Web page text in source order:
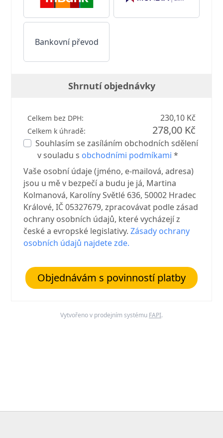
Bankovní převod
Shrnutí objednávky
Celkem bez DPH: 230,10 Kč
Celkem k úhradě: 278,00 Kč
Souhlasím se zasíláním obchodních sdělení
v souladu s obchodními podmíkami *
Vaše osobní údaje (jméno, e-mailová, adresa)
jsou u mě v bezpečí a budu je já, Martina
Kolmanová, Karolíny Světlé 636, 50002 Hradec
Králové, IČ 05327679, zpracovávat podle zásad
ochrany osobních údajů, které vycházejí z
české a evropské legislativy.Zásady ochrany
osobních údajů najdete zde.
Objednávám s povinností platby
Vytvořeno v prodejním systému FAPI.